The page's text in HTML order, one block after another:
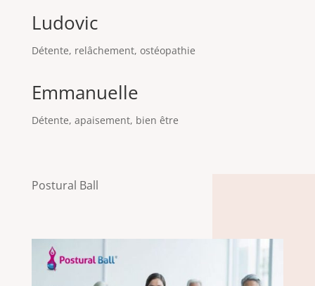
Ludovic
Détente, relâchement, ostéopathie
Emmanuelle
Détente, apaisement, bien être
Postural Ball